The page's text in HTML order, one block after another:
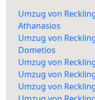
Umzug von
Athanasios
Umzug von
Dometios
Umzug von
Umzug von
Umzug von